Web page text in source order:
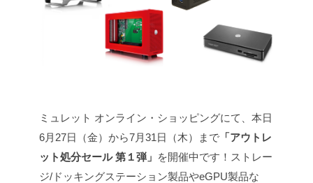
ミュレット オンライン・ショッピングにて、本日
6月27日（金）から7月31日（木）まで 「アウトレ
ット処分セール 第１弾」 を開催中です！ストレー
ジ/ドッキングステーション製品やeGPU製品な